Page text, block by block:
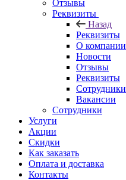
Отзывы
Реквизиты
Назад
Реквизиты
О компании
Новости
Отзывы
Реквизиты
Сотрудники
Вакансии
Сотрудники
Услуги
Акции
Скидки
Как заказать
Оплата и доставка
Контакты